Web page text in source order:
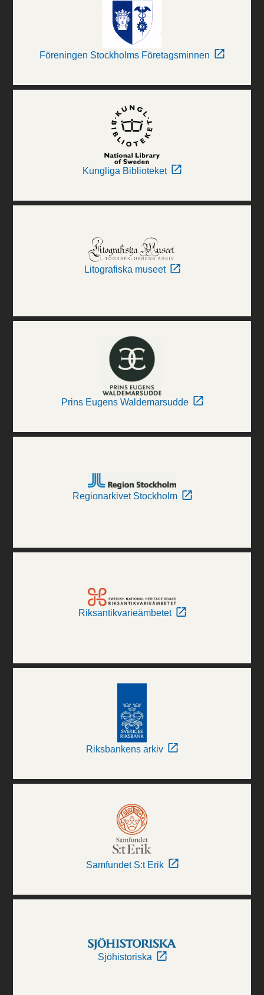
Föreningen Stockholms Företagsminnen
Kungliga Biblioteket
Litografiska museet
Prins Eugens Waldemarsudde
Regionarkivet Stockholm
Riksantikvarieämbetet
Riksbankens arkiv
Samfundet S:t Erik
Sjöhistoriska